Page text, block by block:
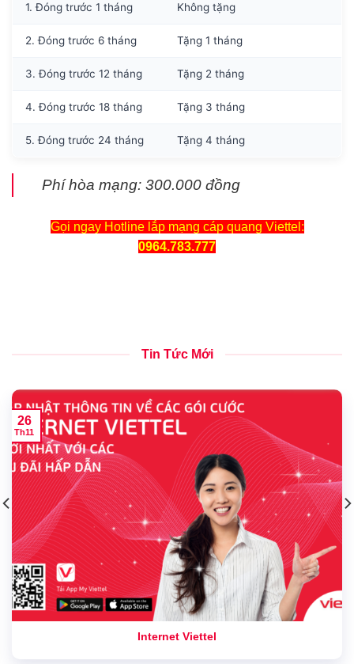
1. Đóng trước 1 tháng Không tặng
2. Đóng trước 6 tháng Tặng 1 tháng
3. Đóng trước 12 tháng Tặng 2 tháng
4. Đóng trước 18 tháng Tặng 3 tháng
5. Đóng trước 24 tháng Tặng 4 tháng
Phí hòa mạng: 300.000 đồng
Gọi ngay Hotline lắp mạng cáp quang Viettel:
0964.783.777
Tin Tức Mới
Internet Viettel
26
Th11